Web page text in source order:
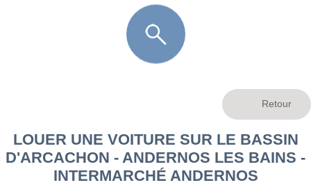
LOUER UNE VOITURE SUR LE BASSIN
D'ARCACHON - ANDERNOS LES BAINS -
INTERMARCHÉ ANDERNOS